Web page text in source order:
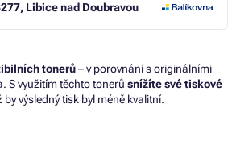
Libice nad Doubravou
tonerů– v porovnání s originálními
S využitím těchto tonerů snížíte své tiskové
by výsledný tisk byl méně kvalitní.